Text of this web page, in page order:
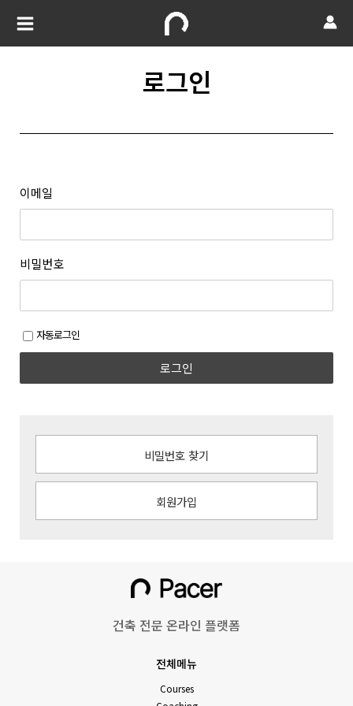
로그인
이메일
비밀번호
자동로그인
로그인
비밀번호 찾기
회원가입
건축 전문 온라인 플랫폼
전체메뉴
Courses